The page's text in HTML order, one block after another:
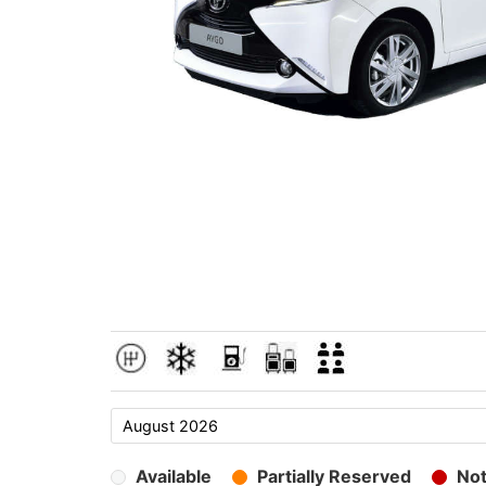
Available Partially Reserved